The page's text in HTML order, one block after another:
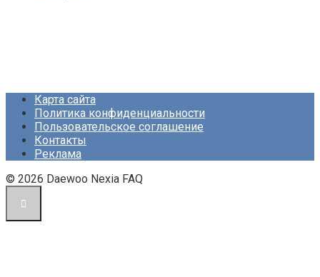
Карта сайта
Политика конфиденциальности
Пользовательское соглашение
Контакты
Реклама
© 2026 Daewoo Nexia FAQ